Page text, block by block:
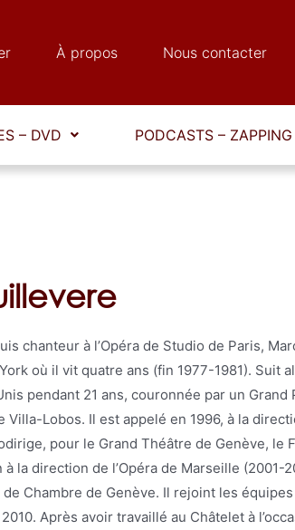
À propos Nous contacter
– DVD PODCASTS – ZAPPING
chanteur à l’Opéra de Studio de Paris,
où il vit quatre ans (fin 1977-1981). Suit
pendant 21 ans, couronnée par un
Lobos. Il est appelé en 1996, à la
pour le Grand Théâtre de Genève, le
la direction de l’Opéra de Marseille (2001-
Chambre de Genève. Il rejoint les
Après avoir travaillé au Châtelet à